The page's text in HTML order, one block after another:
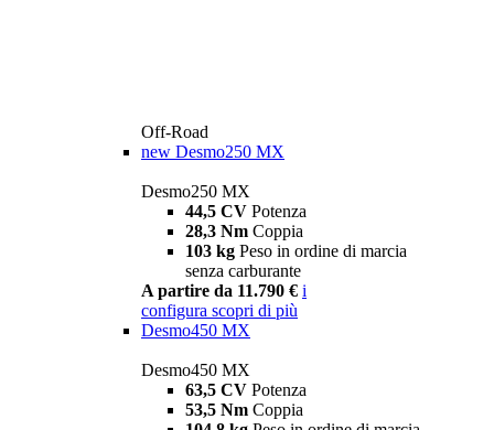
Off-Road
new Desmo250 MX
Desmo250 MX
44,5 CV Potenza
28,3 Nm Coppia
103 kg Peso in ordine di marcia
senza carburante
A partire da 11.790 € i
configura scopri di più
Desmo450 MX
Desmo450 MX
63,5 CV Potenza
53,5 Nm Coppia